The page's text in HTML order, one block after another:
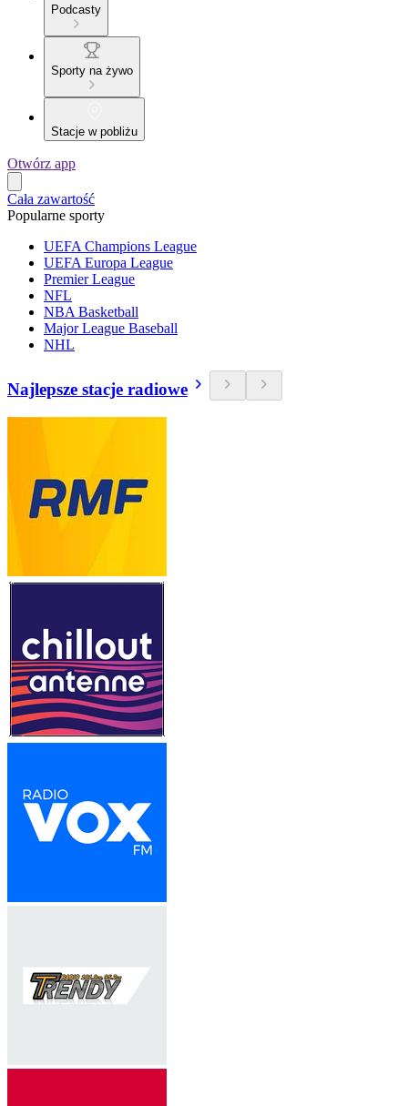
Podcasty
Sporty na żywo
Stacje w pobliżu
Otwórz app
Cała zawartość
Popularne sporty
UEFA Champions League
UEFA Europa League
Premier League
NFL
NBA Basketball
Major League Baseball
NHL
Najlepsze stacje radiowe